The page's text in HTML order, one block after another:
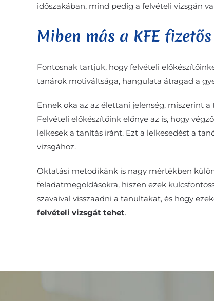
időszakában, mind pedig a felvételi vizsgán
Miben más a KFE
Fontosnak tartjuk, hogy felvételi
tanárok motiváltsága, hangulata átragad a
Ennek oka az az élettani jelenség, miszerint
Felvételi előkészítőink előnye az is, hogy
lelkesek a tanítás iránt. Ezt a lelkesedést a
vizsgához.
Oktatási metodikánk is nagy mértékben
feladatmegoldásokra, hiszen ezek
szavaival visszaadni a tanultakat, és hogy
felvételi vizsgát tehet.